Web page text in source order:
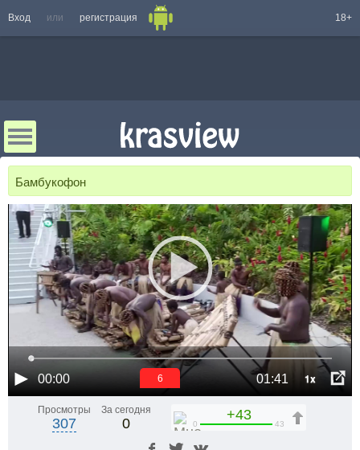
Вход или регистрация 18+
Бамбукофон
00:00 01:41 1x
5
Просмотры
307
За сегодня
0
+43
0 43